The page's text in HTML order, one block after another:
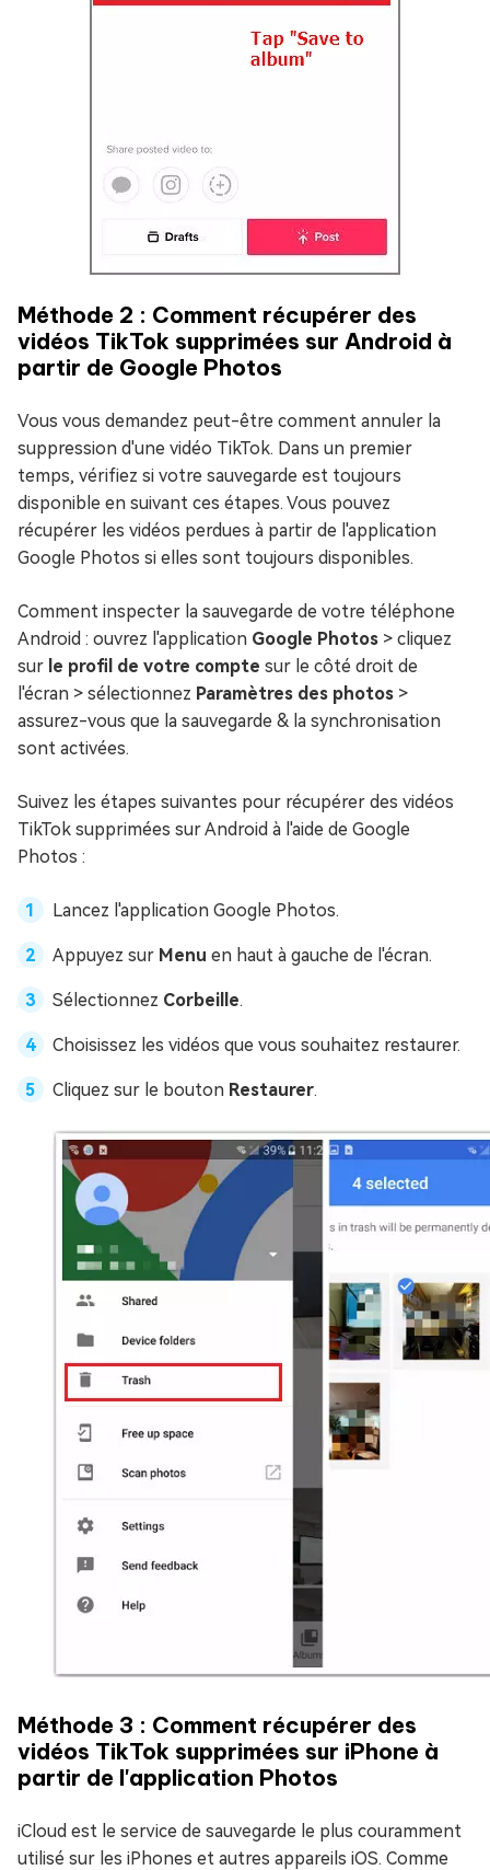
Méthode 2 : Comment récupérer des
vidéos TikTok supprimées sur Android à
partir de Google Photos
Vous vous demandez peut-être comment annuler la
suppression d'une vidéo TikTok. Dans un premier
temps, vérifiez si votre sauvegarde est toujours
disponible en suivant ces étapes. Vous pouvez
récupérer les vidéos perdues à partir de l'application
Google Photos si elles sont toujours disponibles.
Comment inspecter la sauvegarde de votre téléphone
Android : ouvrez l'application Google Photos > cliquez
sur le profil de votre compte sur le côté droit de
l'écran > sélectionnez Paramètres des photos >
assurez-vous que la sauvegarde & la synchronisation
sont activées.
Suivez les étapes suivantes pour récupérer des vidéos
TikTok supprimées sur Android à l'aide de Google
Photos :
Lancez l'application Google Photos.
Appuyez sur Menu en haut à gauche de l'écran.
Sélectionnez Corbeille.
Choisissez les vidéos que vous souhaitez restaurer.
Cliquez sur le bouton Restaurer.
Méthode 3 : Comment récupérer des
vidéos TikTok supprimées sur iPhone à
partir de l'application Photos
iCloud est le service de sauvegarde le plus couramment
utilisé sur les iPhones et autres appareils iOS. Comme